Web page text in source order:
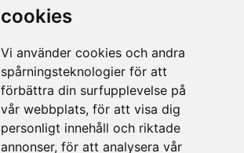
cookies
Vi använder cookies och andra
spårningsteknologier för att
förbättra din surfupplevelse på
vår webbplats, för att visa dig
personligt innehåll och riktade
annonser, för att analysera vår

 info@accessiq.se
Magasinsgatan 35,
Kungsbacka